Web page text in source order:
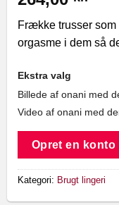
Frække trusser som
orgasme i dem så
Ekstra valg
Billede af onani med
Video af onani med
Opret en konto
Kategori: Brugt lingeri